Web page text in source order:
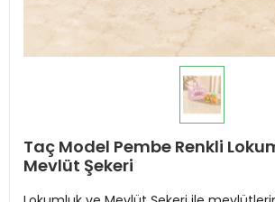
Taç Model Pembe Renkli
Mevlüt Şekeri